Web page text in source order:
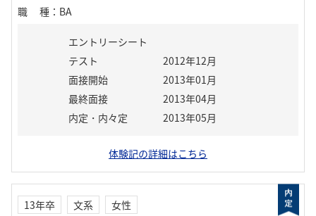
職種 ： BA
エントリーシート
テスト
2012年12月
面接開始
2013年01月
最終面接
2013年04月
内定・内々定
2013年05月
体験記の詳細はこちら
13年卒 文系
女性